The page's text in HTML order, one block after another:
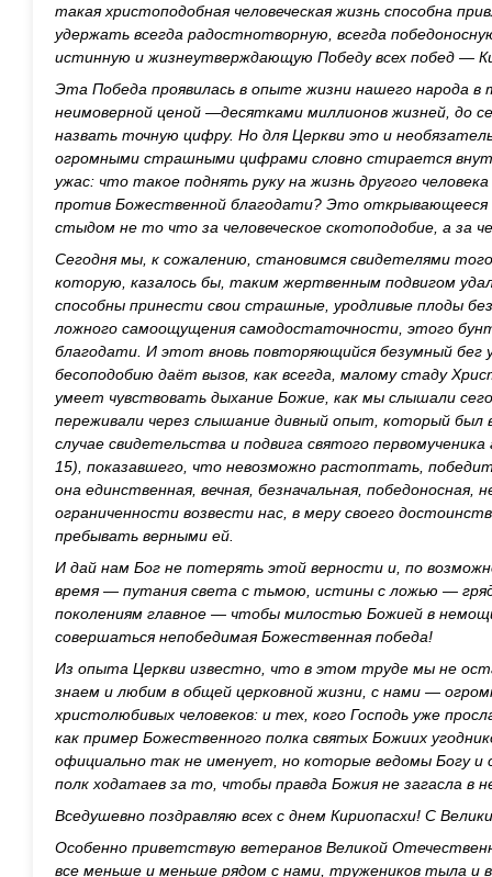
такая христоподобная человеческая жизнь способна
удержать всегда радостнотворную, всегда
истинную и жизнеутверждающую Победу всех побед —
Эта Победа проявилась в опыте жизни нашего народа
неимоверной ценой —десятками миллионов жизней, до
назвать точную цифру. Но для Церкви это и
огромными страшными цифрами словно стирается
ужас: что такое поднять руку на жизнь другого
против Божественной благодати? Это открывающееся
стыдом не то что за человеческое скотоподобие, а за
Сегодня мы, к сожалению, становимся свидетелями
которую, казалось бы, таким жертвенным подвигом
способны принести свои страшные, уродливые плоды
ложного самоощущения самодостаточности, этого
благодати. И этот вновь повторяющийся безумный бег
бесоподобию даёт вызов, как всегда, малому стаду
умеет чувствовать дыхание Божие, как мы слышали
переживали через слышание дивный опыт, который был
случае свидетельства и подвига святого
15), показавшего, что невозможно растоптать,
она единственная, вечная, безначальная, победоносная,
ограниченности возвести нас, в меру своего
пребывать верными ей.
И дай нам Бог не потерять этой верности и, по
время — путания света с тьмою, истины с ложью —
поколениям главное — чтобы милостью Божией в
совершаться непобедимая Божественная победа!
Из опыта Церкви известно, что в этом труде мы не
знаем и любим в общей церковной жизни, с нами —
христолюбивых человеков: и тех, кого Господь уже
как пример Божественного полка святых Божиих
официально так не именует, но которые ведомы Богу
полк ходатаев за то, чтобы правда Божия не загасла в
Вседушевно поздравляю всех с днем Кириопасхи! С
Особенно приветствую ветеранов Великой
все меньше и меньше рядом с нами, тружеников тыла и